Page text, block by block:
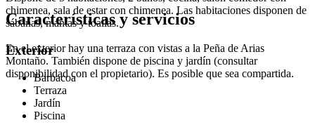
chimenea, sala de estar con chimenea. Las habitaciones disponen de
sábanas, mantas y toallas.
En el exterior hay una terraza con vistas a la Peña de Arias
Montaño. También dispone de piscina y jardín (consultar
disponibilidad con el propietario). Es posible que sea compartida.
Características y servicios
Exterior
Barbacoa
Terraza
Jardín
Piscina